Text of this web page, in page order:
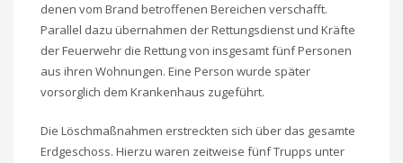
denen vom Brand betroffenen Bereichen verschafft.
Parallel dazu übernahmen der Rettungsdienst und Kräfte
der Feuerwehr die Rettung von insgesamt fünf Personen
aus ihren Wohnungen. Eine Person wurde später
vorsorglich dem Krankenhaus zugeführt.
Die Löschmaßnahmen erstreckten sich über das gesamte
Erdgeschoss. Hierzu waren zeitweise fünf Trupps unter